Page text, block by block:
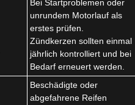
Bei Startproblemen oder
unrundem Motorlauf als
erstes prüfen.
Zündkerzen sollten einmal
jährlich kontrolliert und bei
Bedarf erneuert werden.
Beschädigte oder
abgefahrene Reifen